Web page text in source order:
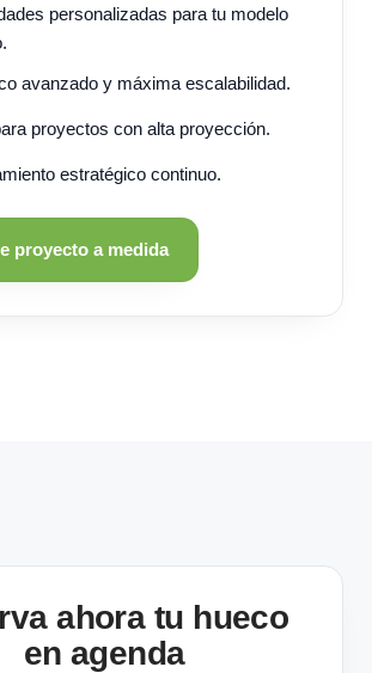
personalizadas para tu modelo
avanzado y máxima escalabilidad.
proyectos con alta proyección.
estratégico continuo.
proyecto a medida
ahora tu hueco
en agenda